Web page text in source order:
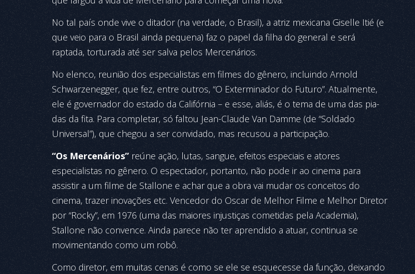
No tal país onde vive o ditador (na verdade, o Brasil), a atriz mexicana Giselle Itié (e
que veio para o Brasil ainda pequena) faz o papel da filha do general e será
raptada, torturada até ser salva pelos Merce­nários.
No elenco, reunião dos especia­listas em filmes do gênero, incluindo Arnold
Schwarzenegger, que fez, entre outros, “O Exterminador do Futuro”. Atualmente,
ele é governa­dor do estado da Califórnia – e esse, aliás, é o tema de uma das pia­
das da fita. Para completar, só faltou Jean-Claude Van Damme (de “Soldado
Universal”), que chegou a ser convidado, mas recusou a participação.
“Os Mercenários”reúne ação, lutas, sangue, efeitos especiais e atores
especialistas no gênero. O espectador, portanto, não pode ir ao cinema para
assistir a um filme de Stallone e achar que a obra vai mudar os conceitos do
cinema, trazer inovações etc. Vencedor do Oscar de Melhor Filme e Melhor Diretor
por “Rocky”, em 1976 (uma das maiores injustiças cometidas pela Academia),
Stallone não convence. Ainda parece não ter aprendido a atu­ar, continua se
movimentando como um robô.
Como diretor, em muitas cenas é como se ele se esquecesse da função, deixando